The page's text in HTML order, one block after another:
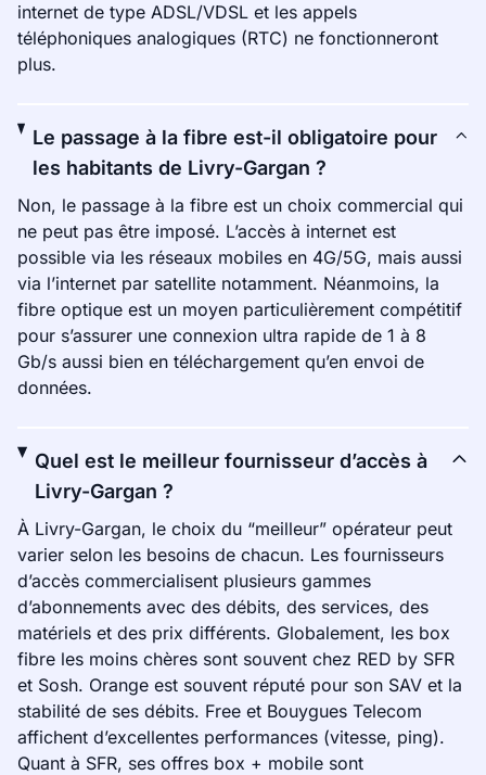
internet de type ADSL/VDSL et les appels
téléphoniques analogiques (RTC) ne fonctionneront
plus.
Le passage à la fibre est-il obligatoire pour
les habitants de Livry-Gargan ?
Non, le passage à la fibre est un choix commercial qui
ne peut pas être imposé. L’accès à internet est
possible via les réseaux mobiles en 4G/5G, mais aussi
via l’internet par satellite notamment. Néanmoins, la
fibre optique est un moyen particulièrement compétitif
pour s’assurer une connexion ultra rapide de 1 à 8
Gb/s aussi bien en téléchargement qu’en envoi de
données.
Quel est le meilleur fournisseur d’accès à
Livry-Gargan ?
À Livry-Gargan, le choix du “meilleur” opérateur peut
varier selon les besoins de chacun. Les fournisseurs
d’accès commercialisent plusieurs gammes
d’abonnements avec des débits, des services, des
matériels et des prix différents. Globalement, les box
fibre les moins chères sont souvent chez RED by SFR
et Sosh. Orange est souvent réputé pour son SAV et la
stabilité de ses débits. Free et Bouygues Telecom
affichent d’excellentes performances (vitesse, ping).
Quant à SFR, ses offres box + mobile sont